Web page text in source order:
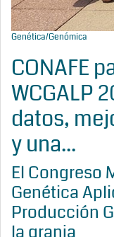
Genética/Genómica
CONAFE
WCGALP
datos,
y una...
El Congreso
Genética
Producción
la granja